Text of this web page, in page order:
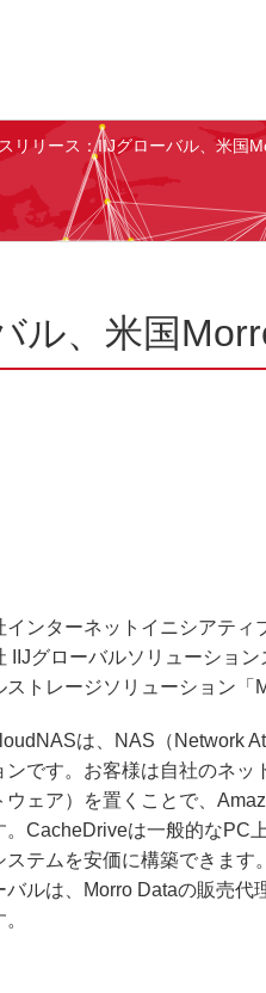
リリース：IIJグローバル、米国
ル、米国
インターネットイニシアティ
IIJグローバルソリューショ
ストレージソリューション
は、NAS（Network
ンです。お客様は自社のネ
ウェア）を置くことで、
。CacheDriveは一般的なPC
ステムを安価に構築できます
バルは、Morro Dataの販売